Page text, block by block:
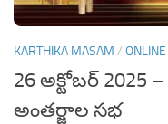
KARTHIKA MASAM / ONLINE
26 అక్టోబర్ 2025
అంతర్జాల సభ